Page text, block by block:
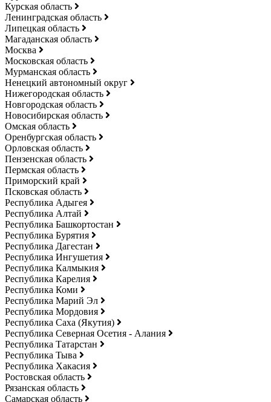
Курская область
Ленинградская область
Липецкая область
Магаданская область
Москва
Московская область
Мурманская область
Ненецкий автономный округ
Нижегородская область
Новгородская область
Новосибирская область
Омская область
Оренбургская область
Орловская область
Пензенская область
Пермская область
Приморский край
Псковская область
Республика Адыгея
Республика Алтай
Республика Башкортостан
Республика Бурятия
Республика Дагестан
Республика Ингушетия
Республика Калмыкия
Республика Карелия
Республика Коми
Республика Марий Эл
Республика Мордовия
Республика Саха (Якутия)
Республика Северная Осетия - Алания
Республика Татарстан
Республика Тыва
Республика Хакасия
Ростовская область
Рязанская область
Самарская область